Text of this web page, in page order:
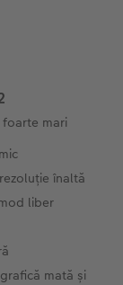
dragimari
înaltă
liber
mată și